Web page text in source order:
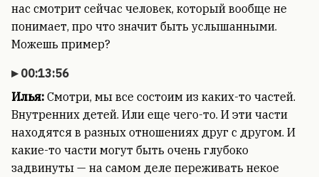
нас смотрит сейчас человек, который вообще не
понимает, про что значит быть услышанными.
Можешь пример?
00:13:56
Илья: Смотри, мы все состоим из каких-то частей.
Внутренних детей. Или еще чего-то. И эти части
находятся в разных отношениях друг с другом. И
какие-то части могут быть очень глубоко
задвинуты — на самом деле переживать некое